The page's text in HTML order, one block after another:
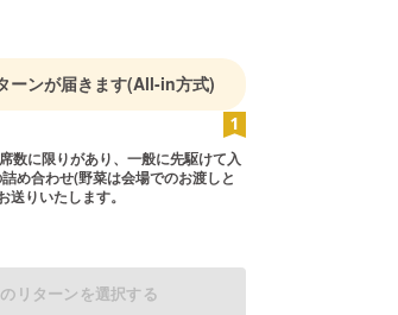
できずにいました。さらに、
ろではなくなっていました
方々のお力添えをいただき、
】
会
ーンが届きます(All-in方式)
数に限りがあり、一般に先駆けて入
め合わせ(野菜は会場でのお渡しと
りいたします。
リターンを選択する